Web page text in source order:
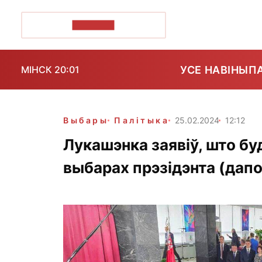
МІНСК 20:01 УСЕ НАВІНЫ
Выбары Палітыка 25.02.2024 12:12
Лукашэнка заявіў, што
выбарах прэзідэнта